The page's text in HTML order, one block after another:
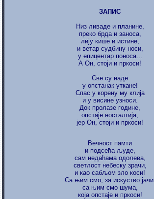
ЗАПИС
Низ ливаде и планине,
преко брда и заноса,
лију кише и истине,
и ветар судбину носи,
у епицентар поноса...
А Он, стоји и пркоси!
Све су наде
у опстанак уткане!
Спас у корену му клија
и у висине узноси.
Док пролазе године,
опстаје носталгија,
јер Он, стоји и пркоси!
Вечност памти
и подсећа људе,
сам недаћама одолева,
светлост небеску зрачи,
и као сабљом зло коси!
Са њим смо, за искуство јачи,
са њим смо шума,
која опстаје и пркоси!